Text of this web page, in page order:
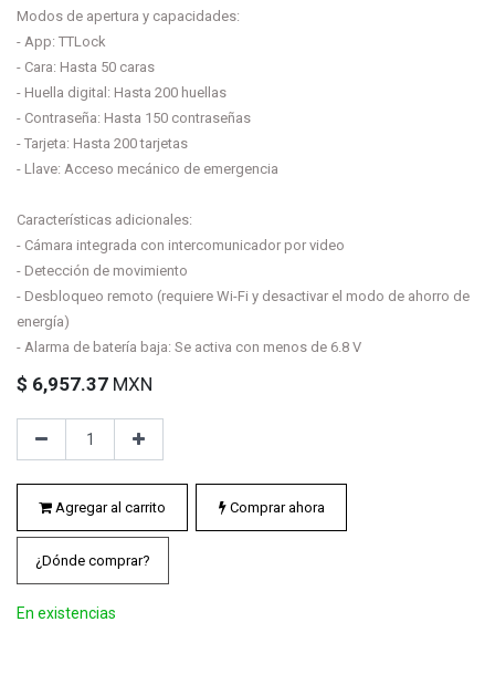
Modos de apertura y capacidades:
- App: TTLock
- Cara: Hasta 50 caras
- Huella digital: Hasta 200 huellas
- Contraseña: Hasta 150 contraseñas
- Tarjeta: Hasta 200 tarjetas
- Llave: Acceso mecánico de emergencia
Características adicionales:
- Cámara integrada con intercomunicador por video
- Detección de movimiento
- Desbloqueo remoto (requiere Wi-Fi y desactivar el modo de ahorro de
energía)
- Alarma de batería baja: Se activa con menos de 6.8 V
$ 6,957.37 MXN
Agregar al carrito Comprar ahora
¿Dónde comprar?
En existencias